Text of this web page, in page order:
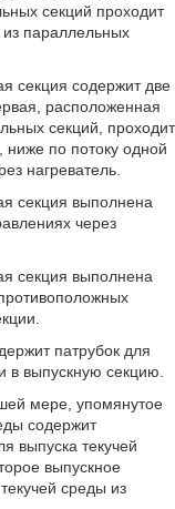
секций проходит
параллельных
секция содержит две
расположенная
секций, проходит
ниже по потоку одной
нагреватель.
секция выполнена
через
секция выполнена
патрубок для
в выпускную секцию.
мере, упомянутое
содержит
выпуска текучей
выпускное
среды из